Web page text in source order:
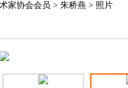
家协会会员 > 朱桥燕 > 照片